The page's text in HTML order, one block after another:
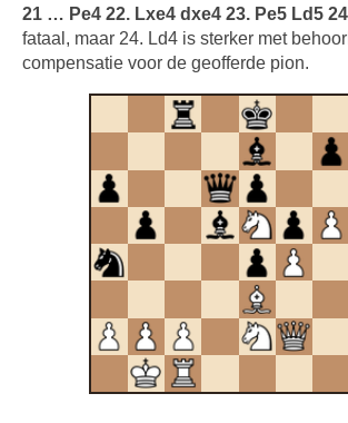
21 … Pe4 22. Lxe4 dxe4 23. Pe5 Ld5
fataal, maar 24. Ld4 is sterker met
compensatie voor de geofferde pion.